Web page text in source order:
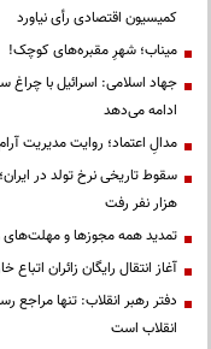
کمیسیون اقتصادی رأی نیاورد
میناب؛ شهرِ مقبره‌های کوچک!
جهاد اسلامی: اسرائیل با چراغ
ادامه می‌دهد
مدالِ اعتماد؛ روایت مدیریت
هزار نفر رفت
تمدید همه مجوزها و مهلت‌های
آغاز انتقال رایگان زائران
دفتر رهبر انقلاب: تنها مراجع
انقلاب است